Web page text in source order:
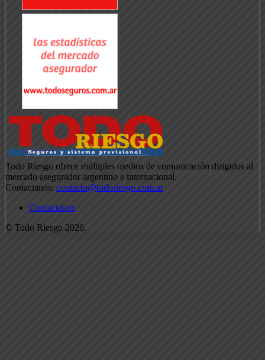
Todo Riesgo ofrece múltiples medios de comunicación dirigidos al
mercado asegurador argentino e internacional.
Contactanos: contacto@todoriesgo.com.ar
Contactanos
© Todo Riesgo 2026.